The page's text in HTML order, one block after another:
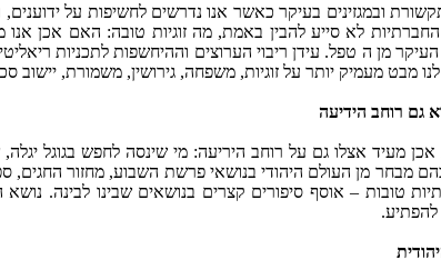
בתקשורת ובמגזינים בעיקר כאשר אנו נדרשים לחשיפות על
החברתיות לא סייע להבין באמת, מה זוגיות טובה: האם אכן
מן ה טפל. עידן ריבוי הערוצים וההיחשפות לתכניות
מבט מעמיק יותר על זוגיות, משפחה, גירושין, משמורת, יישוב
גם רוחב הידיעה
אכן מעיד אצלו גם על רוחב היריעה: מי שינסה לחפש בגוגל
מבחר מן העולם היהודי בנושאי פרשת השבוע, מחזור החגים,
טובות – אוסף סיפורים קצרים בנושאים שבינו לבינה.
להפתיע.